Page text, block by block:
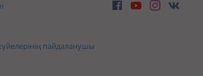
пайдаланушы